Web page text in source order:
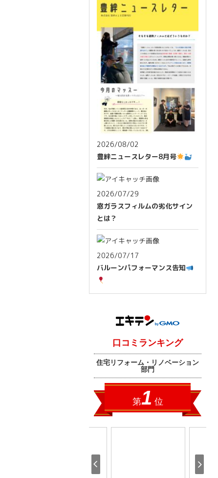
2026/08/02
豊絆ニュースレター8月号
2026/07/29
窓ガラスフィルムの劣化サイン
とは？
2026/07/17
バルーンパフォーマンス告知